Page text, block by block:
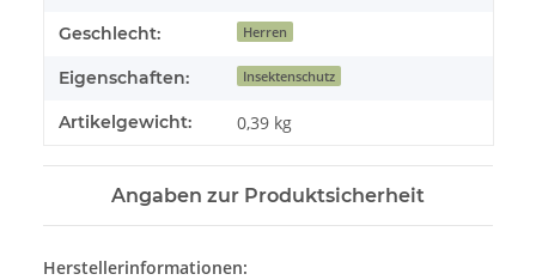
Geschlecht: Herren
Eigenschaften: Insektenschutz
Artikelgewicht: 0,39 kg
Angaben zur Produktsicherheit
Herstellerinformationen: